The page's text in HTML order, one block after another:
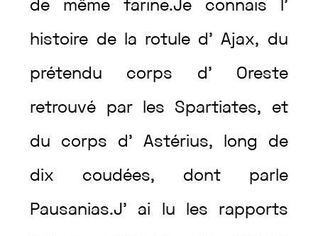
de mêmefarine.Je connais l’
histoire de la rotule d’Ajax, du
prétendu corps d’ Oreste
retrouvé par les Spartiates, et
du corps d’ Astérius, long de
dix coudées, dont parle
Pausanias.J’ ai lu les rapports